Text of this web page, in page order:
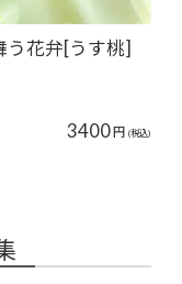
う花弁[うす桃]
3400円 (税込)